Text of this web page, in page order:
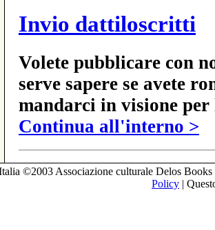
Invio dattiloscritti
Volete pubblicare con
serve sapere se avete
mandarci in visione
Continua all'interno >
©2003 Associazione culturale Delos
Policy |